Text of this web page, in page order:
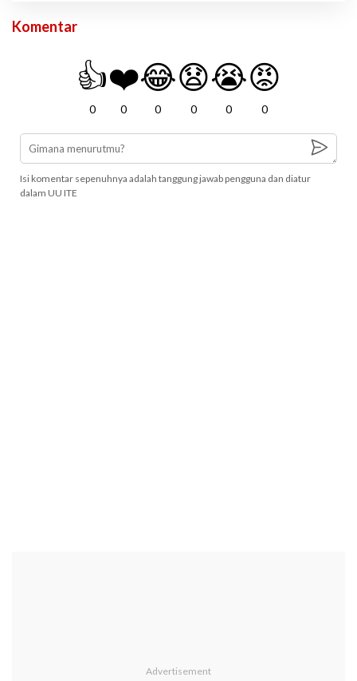
Komentar
👍
0
❤️
0
😂
0
😧
0
😭
0
😡
0
Isi komentar sepenuhnya adalah tanggung jawab pengguna dan diatur
dalam UU ITE